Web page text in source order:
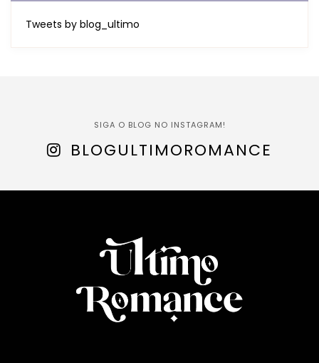
Tweets by blog_ultimo
SIGA O BLOG NO INSTAGRAM!
BLOGULTIMOROMANCE